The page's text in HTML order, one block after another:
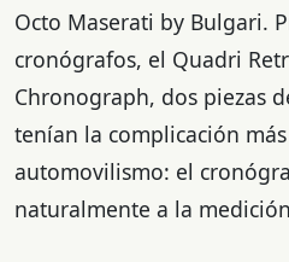
Octo Maserati by Bulgari.
cronógrafos, el Quadri
Chronograph, dos piezas
tenían la complicación
automovilismo: el
naturalmente a la